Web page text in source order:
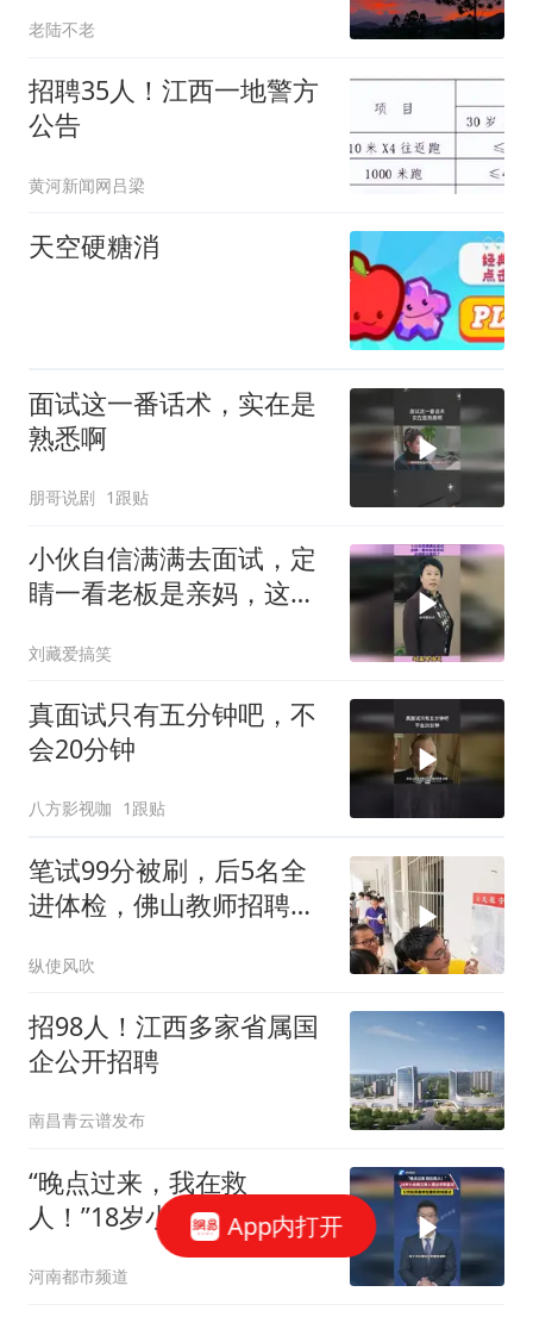
老陆不老
招聘35人！江西一地警方
公告
黄河新闻网吕梁
天空硬糖消
面试这一番话术，实在是
熟悉啊
朋哥说剧 1跟贴
小伙自信满满去面试，定
睛一看老板是亲妈，这场
刘藏爱搞笑
真面试只有五分钟吧，不
会20分钟
八方影视咖 1跟贴
笔试99分被刷，后5名全
进体检，佛山教师招聘结
纵使风吹
招98人！江西多家省属国
企公开招聘
南昌青云谱发布
“晚点过来，我在救
人！”18岁小伙跳江救人错
过求职面试，公司知其善
举后重新安排面试并录用
河南都市频道
App内打开